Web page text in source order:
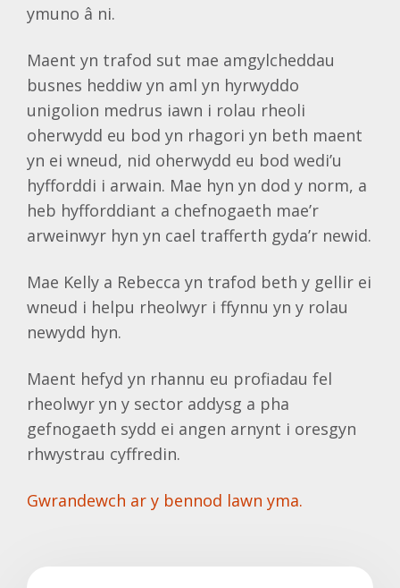
ymuno â ni.
Maent yn trafod sut mae amgylcheddau
busnes heddiw yn aml yn hyrwyddo
unigolion medrus iawn i rolau rheoli
oherwydd eu bod yn rhagori yn beth maent
yn ei wneud, nid oherwydd eu bod wedi’u
hyfforddi i arwain. Mae hyn yn dod y norm, a
heb hyfforddiant a chefnogaeth mae’r
arweinwyr hyn yn cael trafferth gyda’r newid.
Mae Kelly a Rebecca yn trafod beth y gellir ei
wneud i helpu rheolwyr i ffynnu yn y rolau
newydd hyn.
Maent hefyd yn rhannu eu profiadau fel
rheolwyr yn y sector addysg a pha
gefnogaeth sydd ei angen arnynt i oresgyn
rhwystrau cyffredin.
Gwrandewch ar y bennod lawn yma.